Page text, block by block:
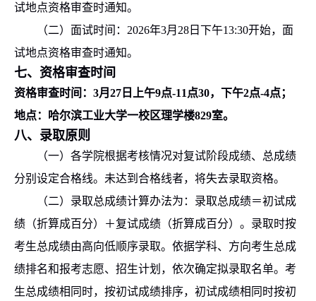
试地点资格审查时通知。
（二）面试时间： 2026年3月 28日下午13:30开始，面
试地点资格审查时通知。
七、资格审查时间
资格审查时间： 3月 27 日上午9点-11 点30，下午2点-4点；
地点：哈尔滨工业大学一校区理学楼829室。
八、录取原则
（一） 各学院根据考核情况对复试阶段成绩、总成绩
分别设定合格线。未达到合格线者，将失去录取资格。
（二） 录取总成绩计算办法为：录取总成绩＝初试成
绩（折算成百分）＋复试成绩（折算成百分）。 录取时按
考生总成绩由高向低顺序录取。依据学科、方向考生总成
绩排名和报考志愿、 招生计划，依次确定拟录取名单。考
生总成绩相同时，按初试成绩排序，初试成绩相同时按初